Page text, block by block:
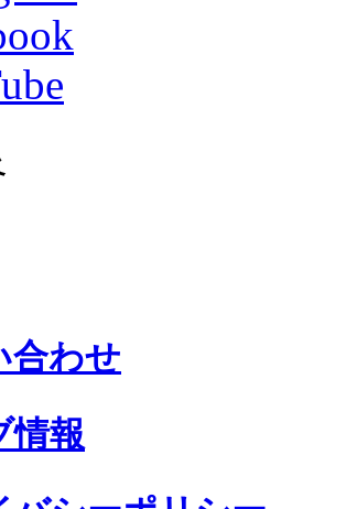
合わせ
情報